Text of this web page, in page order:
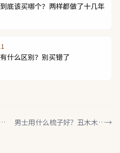
底该买哪个？两样都做了十几年
什么区别？别买错了
男士用什么梳子好？丑木木手→